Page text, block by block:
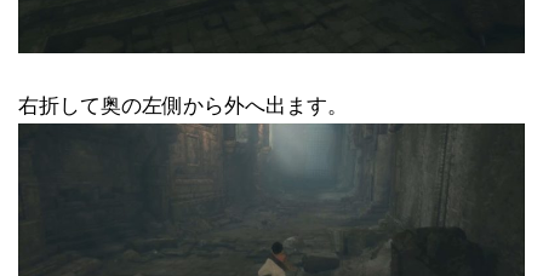
右折して奥の左側から外へ出ます。